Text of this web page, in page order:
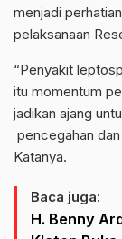
menjadi
pelaksanaan
“Penyakit
itu momentum
jadikan ajang
pencegahan
Katanya.
Baca juga:
H. Benny